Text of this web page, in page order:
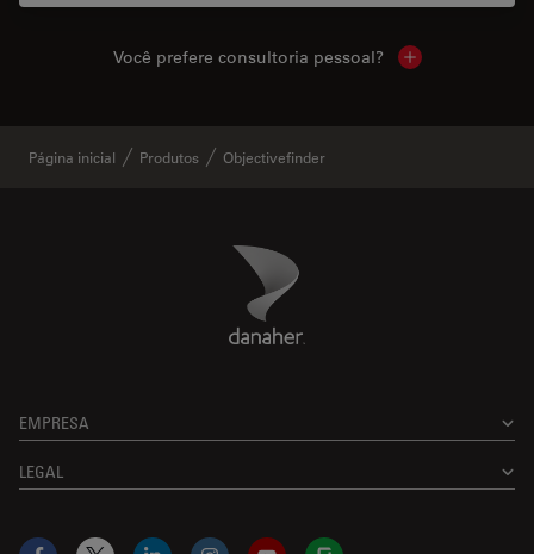
Você prefere consultoria pessoal? Show local
Página inicial Produtos Objectivefinder
Danaher Logo
EMPRESA
LEGAL